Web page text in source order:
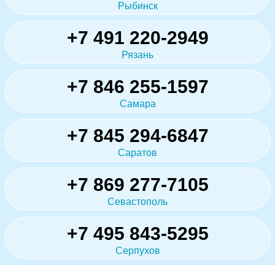
Рыбинск
+7 491 220-2949
Рязань
+7 846 255-1597
Самара
+7 845 294-6847
Саратов
+7 869 277-7105
Севастополь
+7 495 843-5295
Серпухов